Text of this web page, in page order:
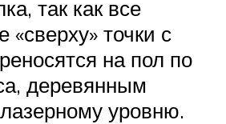
так как все
«сверху» точки с
на пол по
деревянным
уровню.